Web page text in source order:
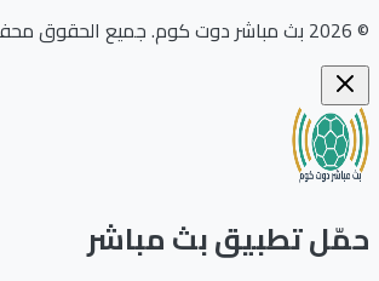
بث مباشر دوت كوم.جميع الحقوق
تطبيق بث مباشر